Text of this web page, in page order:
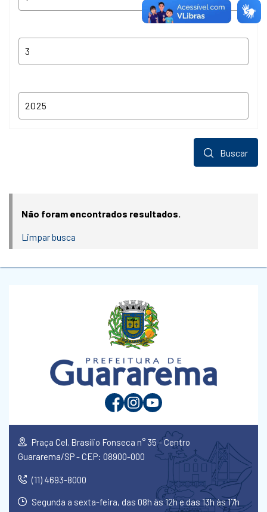
Buscar
Não foram encontrados resultados.
Limpar busca
Praça Cel. Brasílio Fonseca n° 35 - Centro
Guararema/SP - CEP: 08900-000
(11) 4693-8000
Segunda a sexta-feira, das 08h às 12h e das 13h às 17h